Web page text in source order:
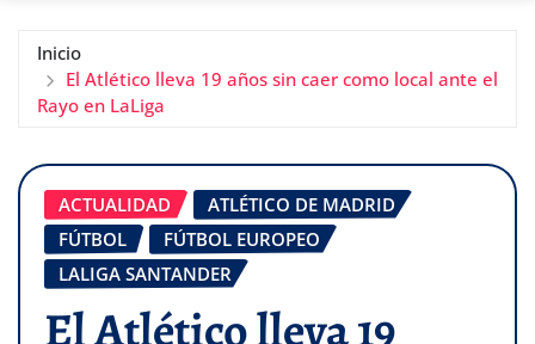
Inicio
El Atlético lleva 19 años sin caer como local ante el
Rayo en LaLiga
ACTUALIDAD
ATLÉTICO DE MADRID
FÚTBOL
FÚTBOL EUROPEO
LALIGA SANTANDER
El Atlético lleva 19